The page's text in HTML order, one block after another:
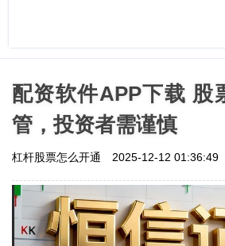
配资软件APP下载 股
管，投资者需谨慎
杠杆股票怎么开通 2025-12-12 01:36:49